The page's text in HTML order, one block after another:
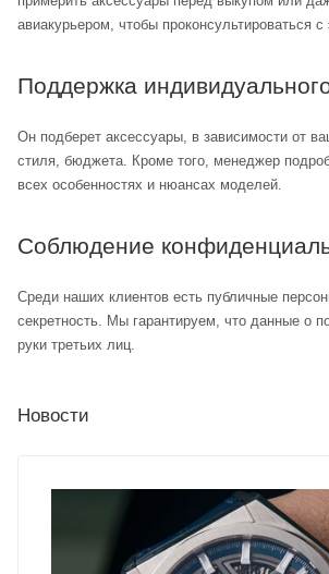
авиакурьером, чтобы проконсультироваться
Поддержка
Он подберет аксессуары, в зависимости от
стиля, бюджета. Кроме того, менеджер
всех особенностях и нюансах моделей.
Соблюдение
Среди наших клиентов есть публичные
секретность. Мы гарантируем, что данные о
руки третьих лиц.
Новости